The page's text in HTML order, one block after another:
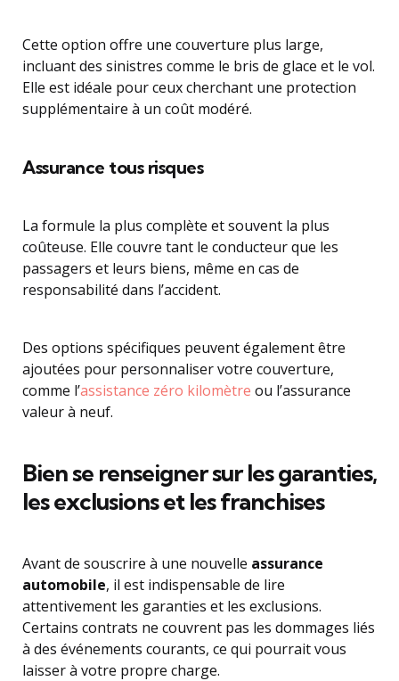
Cette option offre une couverture plus large,
incluant des sinistres comme le bris de glace et le vol.
Elle est idéale pour ceux cherchant une protection
supplémentaire à un coût modéré.
Assurance tous risques
La formule la plus complète et souvent la plus
coûteuse. Elle couvre tant le conducteur que les
passagers et leurs biens, même en cas de
responsabilité dans l’accident.
Des options spécifiques peuvent également être
ajoutées pour personnaliser votre couverture,
comme l’assistance zéro kilomètre ou l’assurance
valeur à neuf.
Bien se renseigner sur les garanties,
les exclusions et les franchises
Avant de souscrire à une nouvelle assurance
automobile, il est indispensable de lire
attentivement les garanties et les exclusions.
Certains contrats ne couvrent pas les dommages liés
à des événements courants, ce qui pourrait vous
laisser à votre propre charge.